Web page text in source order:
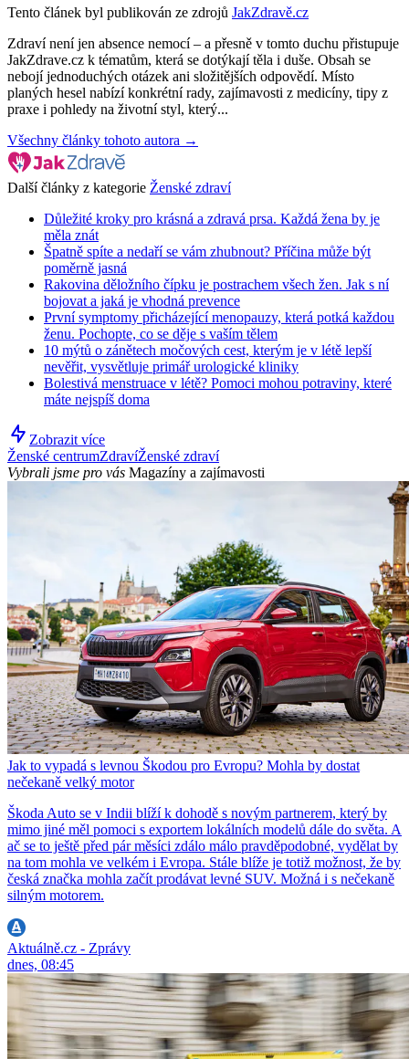
Tento článek byl publikován ze zdrojů JakZdravě.cz
Zdraví není jen absence nemocí – a přesně v tomto duchu přistupuje
JakZdrave.cz k tématům, která se dotýkají těla i duše. Obsah se
nebojí jednoduchých otázek ani složitějších odpovědí. Místo
planých hesel nabízí konkrétní rady, zajímavosti z medicíny, tipy z
praxe i pohledy na životní styl, který...
Všechny články tohoto autora →
Další články z kategorie Ženské zdraví
Důležité kroky pro krásná a zdravá prsa. Každá žena by je
měla znát
Špatně spíte a nedaří se vám zhubnout? Příčina může být
poměrně jasná
Rakovina děložního čípku je postrachem všech žen. Jak s ní
bojovat a jaká je vhodná prevence
První symptomy přicházející menopauzy, která potká každou
ženu. Pochopte, co se děje s vaším tělem
10 mýtů o zánětech močových cest, kterým je v létě lepší
nevěřit, vysvětluje primář urologické kliniky
Bolestivá menstruace v létě? Pomoci mohou potraviny, které
máte nejspíš doma
Zobrazit více
Ženské centrumZdravíŽenské zdraví
Vybrali jsme pro vás Magazíny a zajímavosti
Jak to vypadá s levnou Škodou pro Evropu? Mohla by dostat
nečekaně velký motor
Škoda Auto se v Indii blíží k dohodě s novým partnerem, který by
mimo jiné měl pomoci s exportem lokálních modelů dále do světa. A
ač se to ještě před pár měsíci zdálo málo pravděpodobné, vydělat by
na tom mohla ve velkém i Evropa. Stále blíže je totiž možnost, že by
česká značka mohla začít prodávat levné SUV. Možná i s nečekaně
silným motorem.
Aktuálně.cz - Zprávy
dnes, 08:45